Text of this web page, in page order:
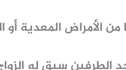
الأمراض المعدية أو